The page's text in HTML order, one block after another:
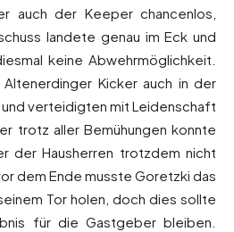
auch der Keeper chancenlos,
landete genau im Eck und
keine Abwehrmöglichkeit.
Kicker auch in der
verteidigten mit Leidenschaft
trotz aller Bemühungen konnte
der Hausherren trotzdem nicht
dem Ende musste Goretzki das
Tor holen, doch dies sollte
für die Gastgeber bleiben.